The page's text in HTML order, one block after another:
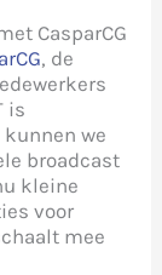
CasparCG
, de
is
we
broadcast
kleine
voor
mee